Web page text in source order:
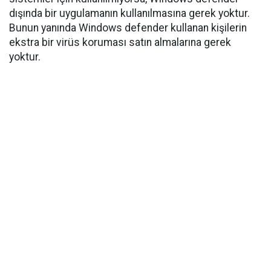
dışında bir uygulamanın kullanılmasına gerek yoktur.
Bunun yanında Windows defender kullanan kişilerin
ekstra bir virüs koruması satın almalarına gerek
yoktur.